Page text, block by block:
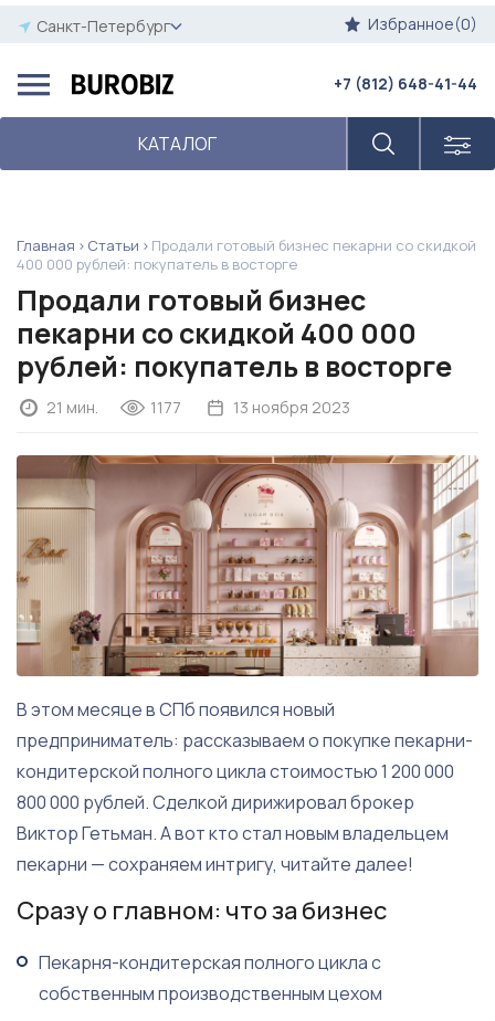
Санкт-Петербург Избранное(0)
КАТАЛОГ
+7 (812) 648-41-44
Главная Статьи
Продали готовый бизнес пекарни со скидкой
400 000 рублей: покупатель в восторге
Продали готовый бизнес
пекарни со скидкой 400 000
рублей: покупатель в восторге
21 мин. 1177 13 ноября 2023
В этом месяце в СПб появился новый
предприниматель: рассказываем о покупке пекарни-
кондитерской полного цикла стоимостью 1 200 000
800 000 рублей. Сделкой дирижировал брокер
Виктор Гетьман. А вот кто стал новым владельцем
пекарни — сохраняем интригу, читайте далее!
Сразу о главном: что за бизнес
Пекарня-кондитерская полного цикла с
собственным производственным цехом